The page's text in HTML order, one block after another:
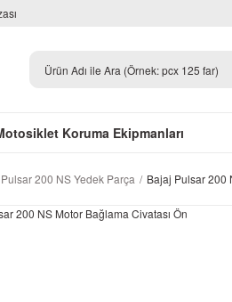
Koruma Ekipmanları
200 NS Yedek Parça Bajaj Pulsar 200